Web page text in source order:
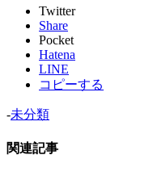
Twitter
Share
Pocket
Hatena
LINE
コピーする
-未分類
関連記事